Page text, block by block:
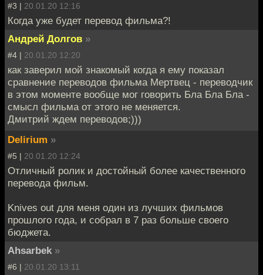
#3 | 20.01.20 12:16
Когда уже будет перевод фильма?!
Андрей Долгов »
#4 | 20.01.20 12:20
как заверил мой знакомый когда я ему показал
сравнение переводов фильма Мертвец - переводчик
в этом моменте вообще мог говорить Бла Бла Бла -
смысл фильма от этого не меняется.
Дмитрий ждем переводов;)))
Delirium »
#5 | 20.01.20 12:24
Отличный ролик и достойный более качественного
перевода фильм.
Knives out для меня один из лучших фильмов
прошлого года, и собрал в 7 раз больше своего
бюджета.
Ahsarbek »
#6 | 20.01.20 13:11